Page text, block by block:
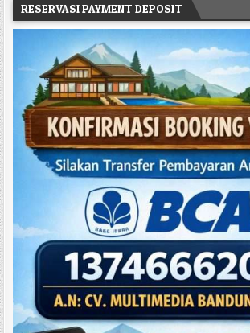
RESERVASI PAYMENT DEPOSIT